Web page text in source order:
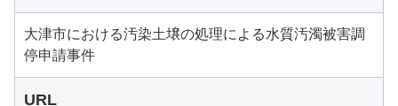
大津市における汚染土壌の処理による水質汚濁被害調
停申請事件
URL